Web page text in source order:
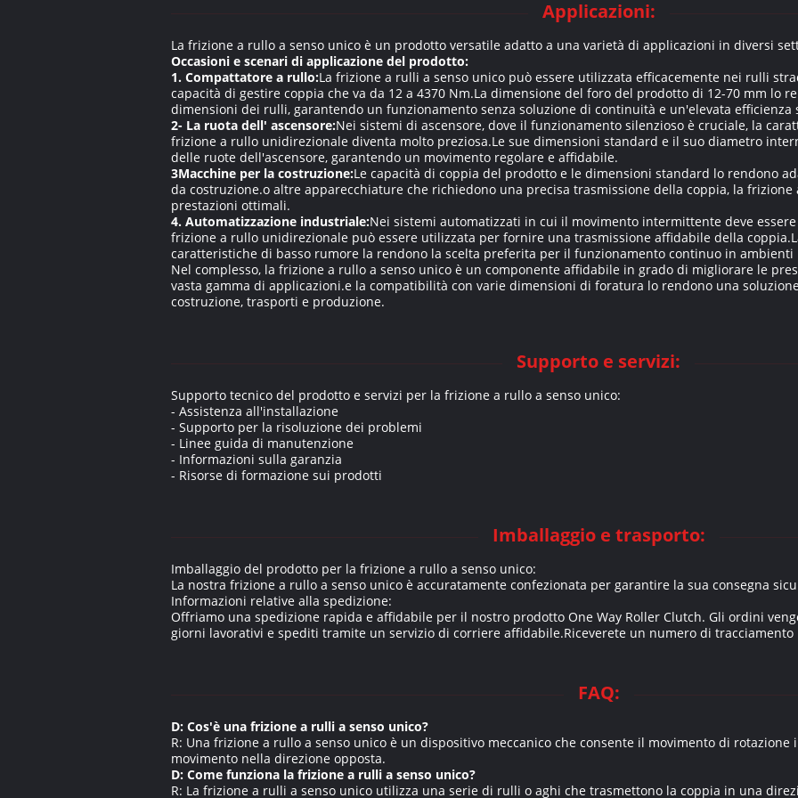
Applicazioni:
La frizione a rullo a senso unico è un prodotto versatile adatto a una varietà di applicazioni in diversi
Occasioni e scenari di applicazione del prodotto:
1. Compattatore a rullo:La frizione a rulli a senso unico può essere utilizzata efficacemente nei rulli
capacità di gestire coppia che va da 12 a 4370 Nm.La dimensione del foro del prodotto di 12-70 mm lo
dimensioni dei rulli, garantendo un funzionamento senza soluzione di continuità e un'elevata
2- La ruota dell' ascensore:Nei sistemi di ascensore, dove il funzionamento silenzioso è cruciale, la
frizione a rullo unidirezionale diventa molto preziosa.Le sue dimensioni standard e il suo diametro
delle ruote dell'ascensore, garantendo un movimento regolare e affidabile.
3Macchine per la costruzione:Le capacità di coppia del prodotto e le dimensioni standard lo rendono
da costruzione.o altre apparecchiature che richiedono una precisa trasmissione della coppia, la
prestazioni ottimali.
4. Automatizzazione industriale:Nei sistemi automatizzati in cui il movimento intermittente deve
frizione a rullo unidirezionale può essere utilizzata per fornire una trasmissione affidabile della
caratteristiche di basso rumore la rendono la scelta preferita per il funzionamento continuo in
Nel complesso, la frizione a rullo a senso unico è un componente affidabile in grado di migliorare le
vasta gamma di applicazioni.e la compatibilità con varie dimensioni di foratura lo rendono una
costruzione, trasporti e produzione.
Supporto e servizi:
Supporto tecnico del prodotto e servizi per la frizione a rullo a senso unico:
- Assistenza all'installazione
- Supporto per la risoluzione dei problemi
- Linee guida di manutenzione
- Informazioni sulla garanzia
- Risorse di formazione sui prodotti
Imballaggio e trasporto:
Imballaggio del prodotto per la frizione a rullo a senso unico:
La nostra frizione a rullo a senso unico è accuratamente confezionata per garantire la sua consegna
Informazioni relative alla spedizione:
Offriamo una spedizione rapida e affidabile per il nostro prodotto One Way Roller Clutch. Gli ordini
giorni lavorativi e spediti tramite un servizio di corriere affidabile.Riceverete un numero di
FAQ:
D: Cos'è una frizione a rulli a senso unico?
R: Una frizione a rullo a senso unico è un dispositivo meccanico che consente il movimento di
movimento nella direzione opposta.
D: Come funziona la frizione a rulli a senso unico?
R: La frizione a rulli a senso unico utilizza una serie di rulli o aghi che trasmettono la coppia in una